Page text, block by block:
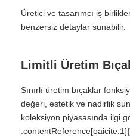
Üretici ve tasarımcı iş
benzersiz detaylar sunabilir.
Limitli Üretim
Sınırlı üretim bıçaklar
değeri, estetik ve nadirlik
koleksiyon piyasasında ilgi